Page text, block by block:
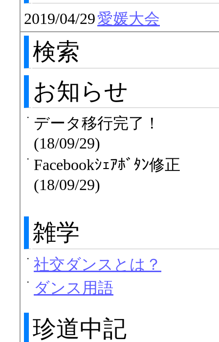
2019/04/29愛媛大会
検索
お知らせ
・
データ移行完了！
(18/09/29)
・
Facebookｼｪｱﾎﾞﾀﾝ修正
(18/09/29)
雑学
・ 社交ダンスとは？
・ ダンス用語
珍道中記